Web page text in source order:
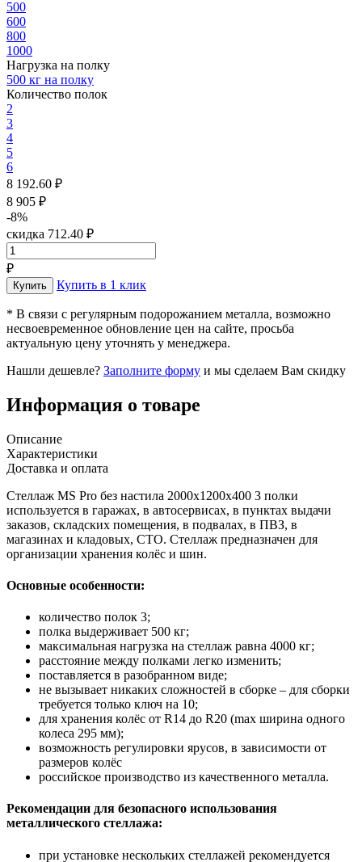
500
600
800
1000
Нагрузка на полку
500 кг на полку
Количество полок
2
3
4
5
6
8 192.60 ₽
8 905 ₽
-8%
скидка 712.40 ₽
₽
Купить в 1 клик
* В связи с регулярным подорожанием металла, возможно
несвоевременное обновление цен на сайте, просьба
актуальную цену уточнять у менеджера.
Нашли дешевле? Заполните форму и мы сделаем Вам скидку
Информация о товаре
Описание
Характеристики
Доставка и оплата
Стеллаж MS Pro без настила 2000х1200x400 3 полки
используется в гаражах, в автосервисах, в пунктах выдачи
заказов, складских помещения, в подвалах, в ПВЗ, в
магазинах и кладовых, СТО. Стеллаж предназначен для
организации хранения колёс и шин.
Основные особенности:
количество полок 3;
полка выдерживает 500 кг;
максимальная нагрузка на стеллаж равна 4000 кг;
расстояние между полками легко изменить;
поставляется в разобранном виде;
не вызывает никаких сложностей в сборке – для сборки
требуется только ключ на 10;
для хранения колёс от R14 до R20 (max ширина одного
колеса 295 мм);
возможность регулировки ярусов, в зависимости от
размеров колёс
российское производство из качественного металла.
Рекомендации для безопасного использования
металлического стеллажа:
при установке нескольких стеллажей рекомендуется